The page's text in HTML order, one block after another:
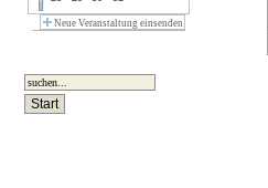
Neue Veranstaltung einsenden